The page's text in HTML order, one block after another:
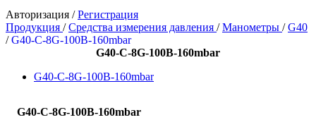
Авторизация /Регистрация
Продукция /Средства измерения давления /Манометры /G40
/G40-C-8G-100B-160mbar
G40-C-8G-100B-160mbar
G40-C-8G-100B-160mbar
G40-C-8G-100B-160mbar